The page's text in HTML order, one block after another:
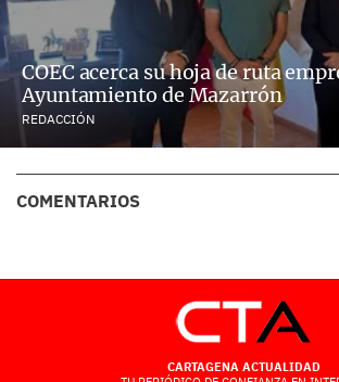
COEC acerca su hoja de ruta
Ayuntamiento de Mazarrón
REDACCIÓN
COMENTARIOS
CARTAGENA ACTUALIDAD